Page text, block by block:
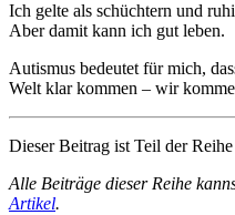
Ich gelte als schüchtern und
Aber damit kann ich gut leben.
Autismus bedeutet für mich,
Welt klar kommen – wir
Dieser Beitrag ist Teil der
Alle Beiträge dieser Reihe
Artikel.